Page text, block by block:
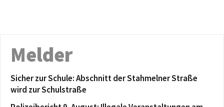
Melder
Sicher zur Schule: Abschnitt der Stahmelner Straße
wird zur Schulstraße